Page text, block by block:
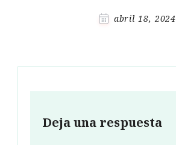
abril 18, 2024
Deja una respuesta